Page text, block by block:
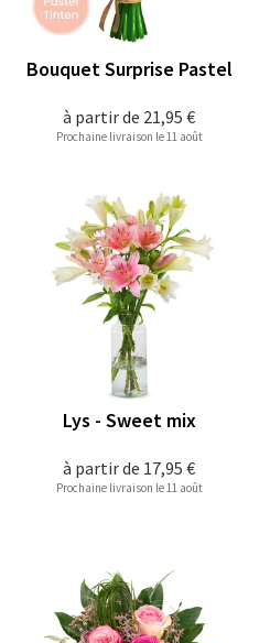
à partir de 21,95 €
Bouquet Surprise Pastel
Prochaine livraison le 11 août
à partir de 17,95 €
Lys - Sweet mix
Prochaine livraison le 11 août